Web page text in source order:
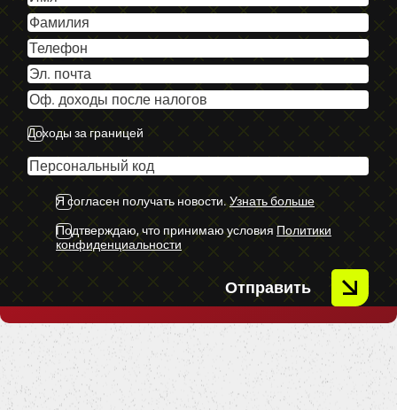
-Vieglmetāla diski.
-Xenon lukturi.
-Vieglmetāla diski.
-BMW Multimēdija.
-Navigācija.
-U.C. ekstras.
Доходы за границей
Я согласен получать новости. Узнать больше
Подтверждаю, что принимаю условия Политики
конфиденциальности
Отправить